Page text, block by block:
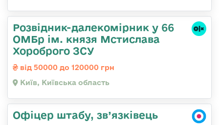
Розвідник-далекомірник у 66
ОМБр ім. князя Мстислава
Хороброго ЗСУ
від 50000 до 120000 грн
Київ, Київська область
Офіцер штабу, зв’язківець